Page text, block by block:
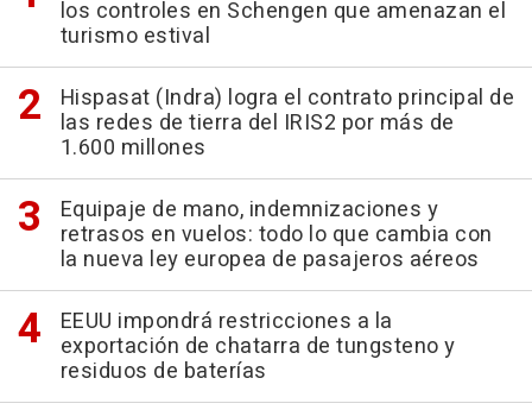
los controles en Schengen que amenazan el
turismo estival
Hispasat (Indra) logra el contrato principal de
las redes de tierra del IRIS2 por más de
1.600 millones
Equipaje de mano, indemnizaciones y
retrasos en vuelos: todo lo que cambia con
la nueva ley europea de pasajeros aéreos
EEUU impondrá restricciones a la
exportación de chatarra de tungsteno y
residuos de baterías